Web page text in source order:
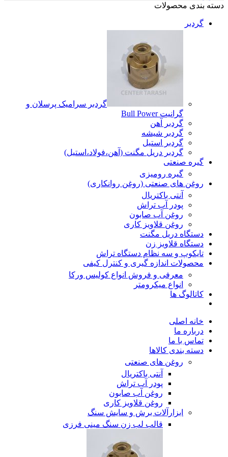
دسته بندی محصولات
گردبر
گردبر سرامیک پرسلان و
گرانیت Bull Power
گردبر آهن
گردبر شیشه
گردبر استیل
گردبر دریل مگنت (آهن،فولاد،استیل)
گیره صنعتی
گیره رومیزی
روغن های صنعتی (روغن روانکاری)
آنتی باکتریال
پودر آب تراش
روغن آب صابون
روغن قلاویز کاری
دستگاه دریل مگنت
دستگاه قلاویز زن
تایکوپ و سه نظام دستگاه تراش
محصولات اندازه گیری و کنترل کیفی
معرفی و فروش انواع کولیس ورکا
انواع میکرومتر
کاتالوگ ها
خانه اصلی
درباره ما
تماس با ما
دسته بندی کالاها
روغن های صنعتی
آنتی باکتریال
پودر آب تراش
روغن آب صابون
روغن قلاویز کاری
ابزارآلات برش و سایش سنگ
قالب لب زن سنگ مینی فرزی